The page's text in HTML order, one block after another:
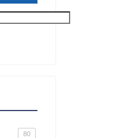
80